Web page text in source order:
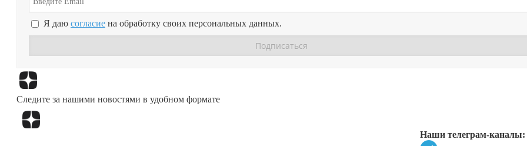
Я даю согласие на обработку своих персональных данных.
Следите за нашими новостями в удобном формате
Наши телеграм-каналы: